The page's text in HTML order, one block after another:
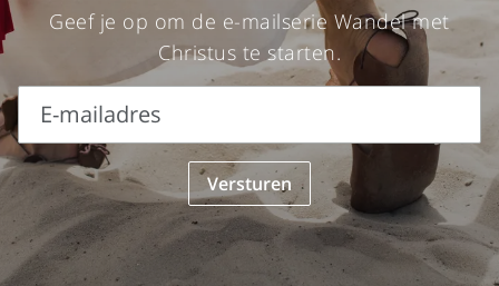
Geef je op om de e-mailserie Wandel met
Christus te starten.
E-mailadres
E-
mailadres
Versturen